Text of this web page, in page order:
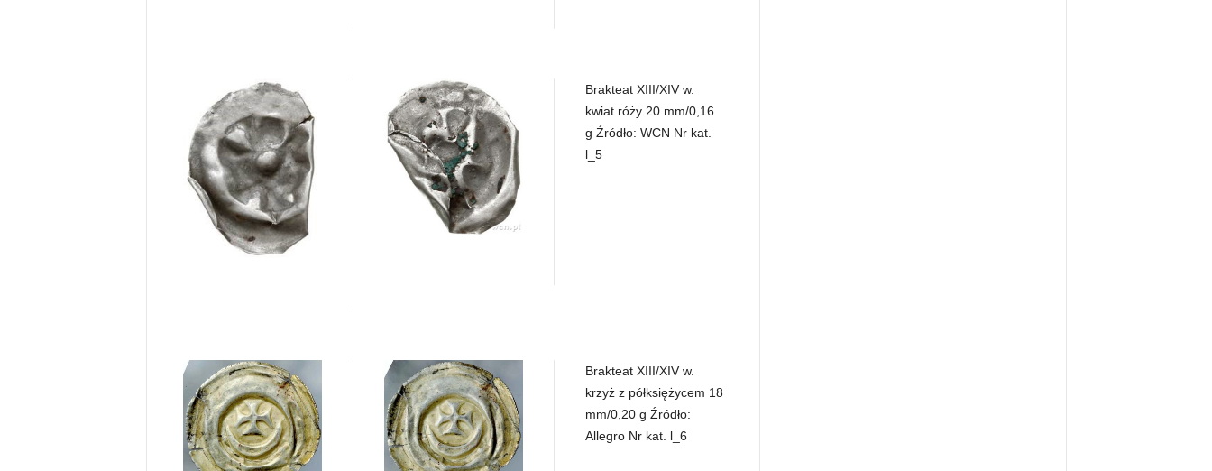
Brakteat XIII/XIV w.
kwiat róży 20 mm/0,16
g Źródło: WCN Nr kat.
l_5
Brakteat XIII/XIV w.
krzyż z półksiężycem 18
mm/0,20 g Źródło:
Allegro Nr kat. l_6